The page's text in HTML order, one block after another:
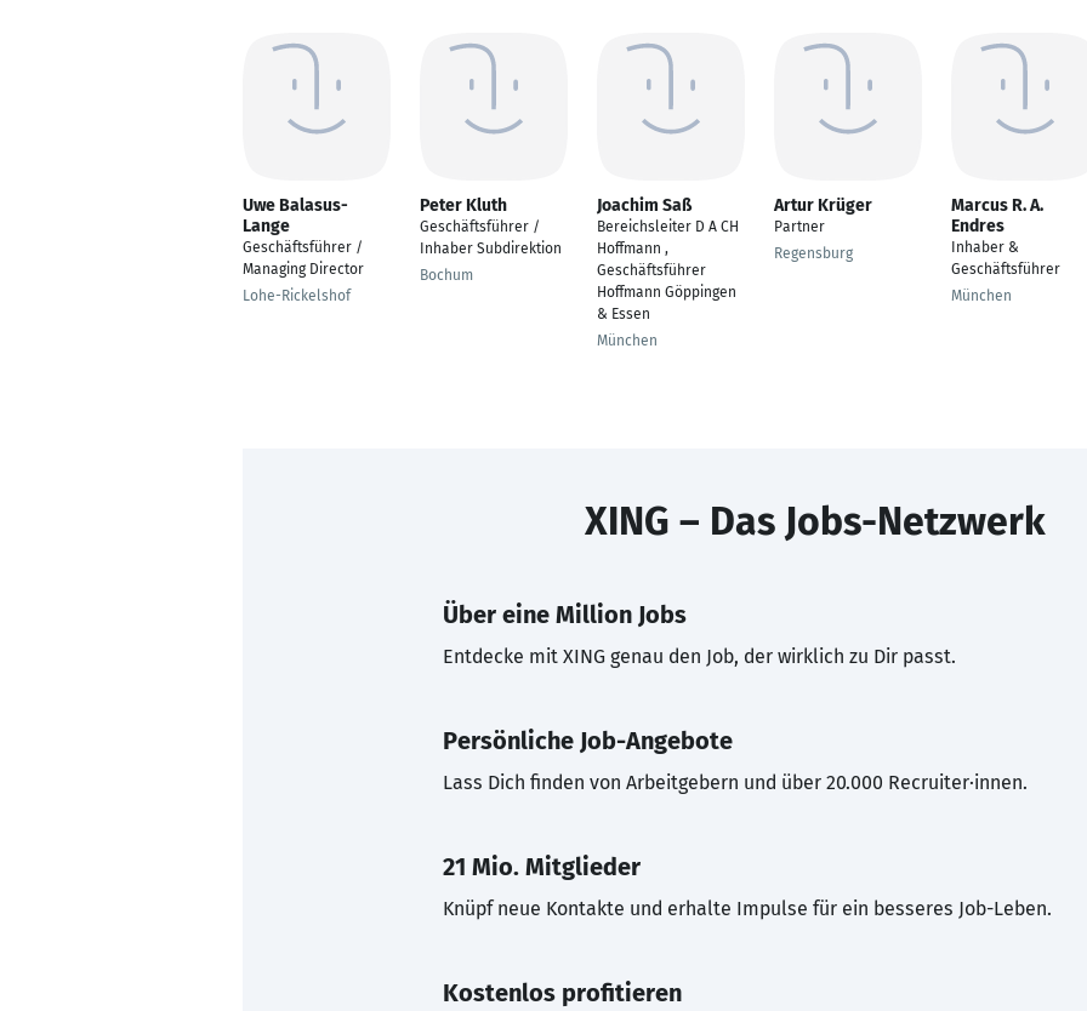
Uwe Balasus-
Lange
Geschäftsführer /
Managing Director
Lohe-Rickelshof
Peter Kluth
Geschäftsführer /
Inhaber Subdirektion
Bochum
Joachim Saß
Bereichsleiter D A CH
Hoffmann ,
Geschäftsführer
Hoffmann Göppingen
& Essen
München
Artur Krüger
Partner
Regensburg
Marcus R. A.
Endres
Inhaber &
Geschäftsführer
München
XING – Das Jobs-Netzwerk
Über eine Million Jobs
Entdecke mit XING genau den Job, der wirklich zu Dir passt.
Persönliche Job-Angebote
Lass Dich finden von Arbeitgebern und über 20.000 Recruiter·innen.
21 Mio. Mitglieder
Knüpf neue Kontakte und erhalte Impulse für ein besseres Job-Leben.
Kostenlos profitieren